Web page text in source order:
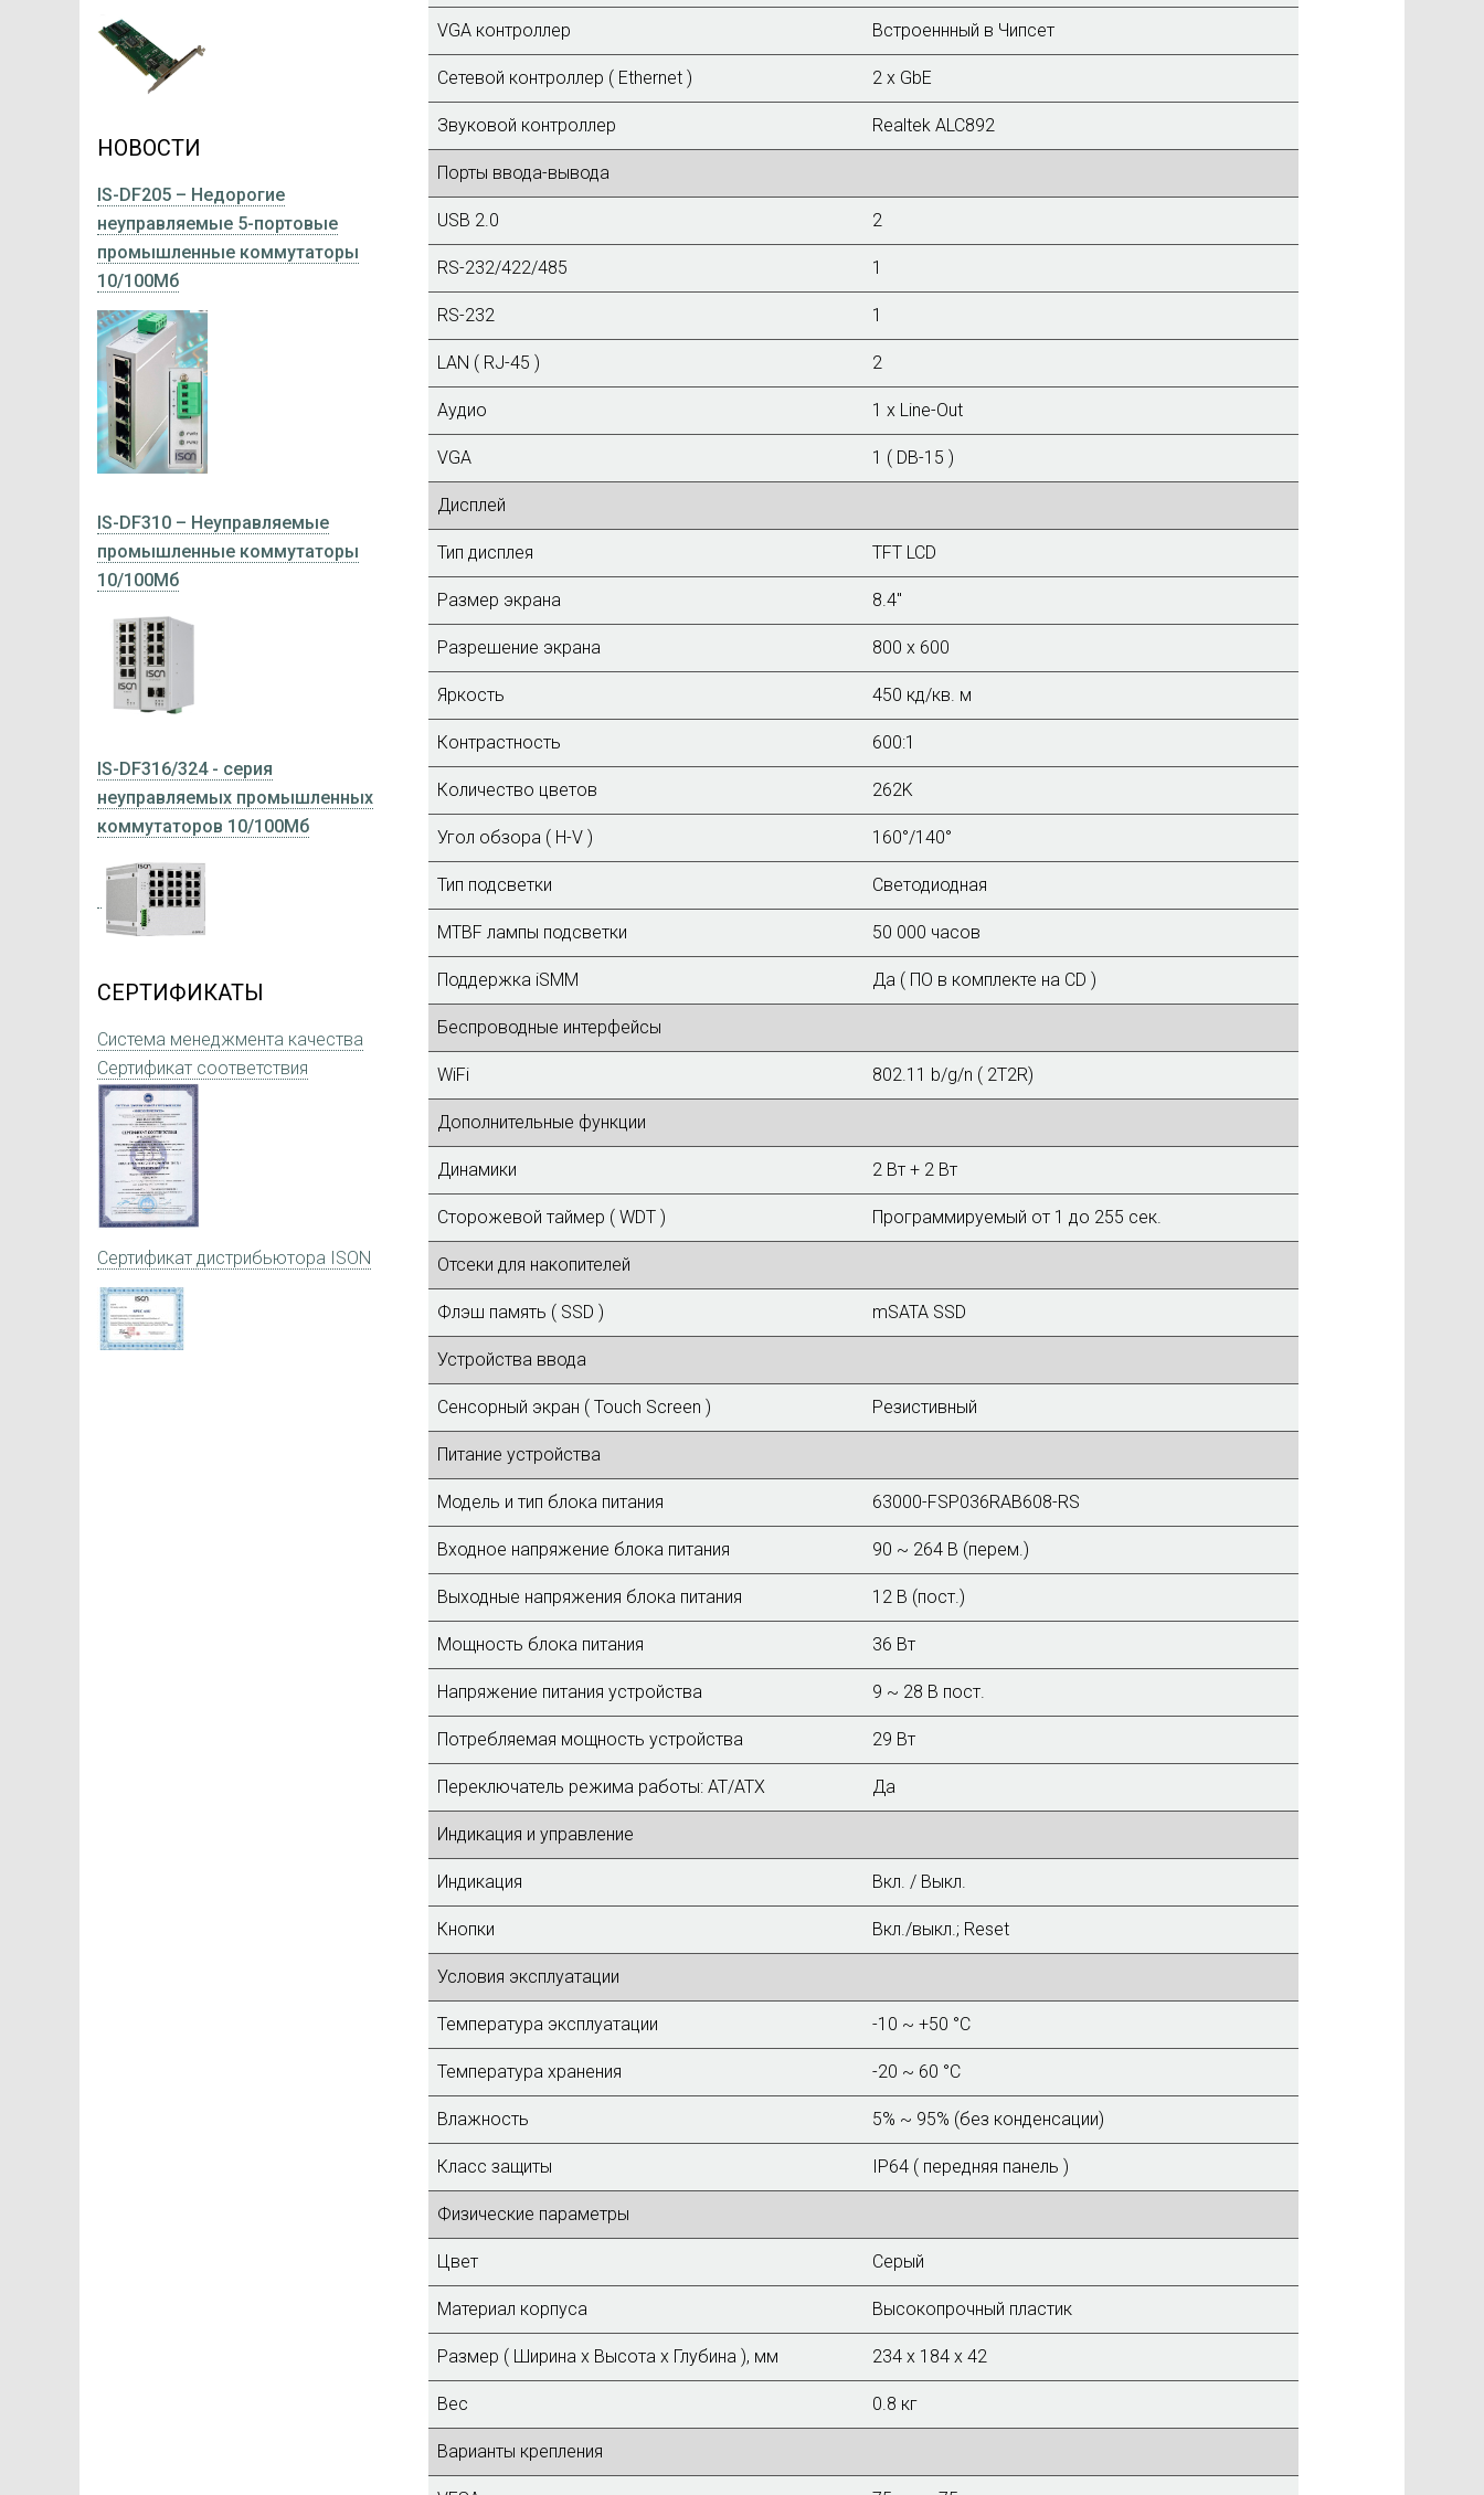
НОВОСТИ
IS-DF205 – Недорогие
неуправляемые 5-портовые
промышленные коммутаторы
10/100Мб
IS-DF310 – Неуправляемые
промышленные коммутаторы
10/100Мб
IS-DF316/324 - серия
неуправляемых промышленных
коммутаторов 10/100Мб
СЕРТИФИКАТЫ
Система менеджмента качества
Сертификат соответствия
Сертификат дистрибьютора ISON
VGA контроллер Встроеннный в Чипсет
Сетевой контроллер ( Ethernet ) 2 x GbE
Звуковой контроллер Realtek ALC892
Порты ввода-вывода
USB 2.0 2
RS-232/422/485 1
RS-232 1
LAN ( RJ-45 ) 2
Аудио 1 х Line-Out
VGA 1 ( DB-15 )
Дисплей
Тип дисплея TFT LCD
Размер экрана 8.4"
Разрешение экрана 800 x 600
Яркость 450 кд/кв. м
Контрастность 600:1
Количество цветов 262K
Угол обзора ( H-V ) 160°/140°
Тип подсветки Светодиодная
MTBF лампы подсветки 50 000 часов
Поддержка iSMM Да ( ПО в комплекте на CD )
Беспроводные интерфейсы
WiFi 802.11 b/g/n ( 2T2R)
Дополнительные функции
Динамики 2 Вт + 2 Вт
Сторожевой таймер ( WDT ) Программируемый от 1 до 255 сек.
Отсеки для накопителей
Флэш память ( SSD ) mSATA SSD
Устройства ввода
Сенсорный экран ( Touch Screen ) Резистивный
Питание устройства
Модель и тип блока питания 63000-FSP036RAB608-RS
Входное напряжение блока питания 90 ~ 264 В (перем.)
Выходные напряжения блока питания 12 В (пост.)
Мощность блока питания 36 Вт
Напряжение питания устройства 9 ~ 28 В пост.
Потребляемая мощность устройства 29 Вт
Переключатель режима работы: AT/ATX Да
Индикация и управление
Индикация Вкл. / Выкл.
Кнопки Вкл./выкл.; Reset
Условия эксплуатации
Температура эксплуатации -10 ~ +50 °C
Температура хранения -20 ~ 60 °C
Влажность 5% ~ 95% (без конденсации)
Класс защиты IP64 ( передняя панель )
Физические параметры
Цвет Серый
Материал корпуса Высокопрочный пластик
Размер ( Ширина х Высота х Глубина ), мм 234 x 184 x 42
Вес 0.8 кг
Варианты крепления